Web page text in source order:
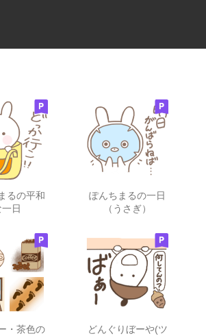
るの平和
一日
ぽんちまるの一日
（うさぎ）
・茶色の
どんぐりぼーや(ツ